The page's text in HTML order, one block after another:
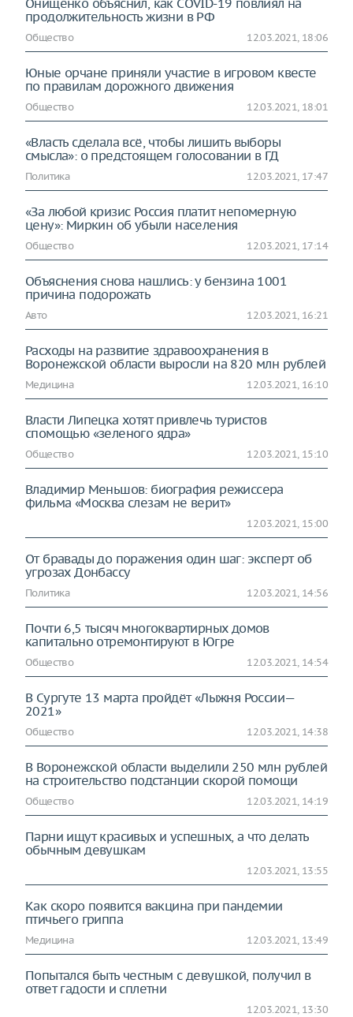
Онищенко объяснил, как COVID-19 повлиял на
продолжительность жизни в РФ
Общество 12.03.2021, 18:06
Юные орчане приняли участие в игровом квесте
по правилам дорожного движения
Общество 12.03.2021, 18:01
«Власть сделала всё, чтобы лишить выборы
смысла»: о предстоящем голосовании в ГД
Политика 12.03.2021, 17:47
«За любой кризис Россия платит непомерную
цену»: Миркин об убыли населения
Общество 12.03.2021, 17:14
Объяснения снова нашлись: у бензина 1001
причина подорожать
Авто 12.03.2021, 16:21
Расходы на развитие здравоохранения в
Воронежской области выросли на 820 млн рублей
Медицина 12.03.2021, 16:10
Власти Липецка хотят привлечь туристов
спомощью «зеленого ядра»
Общество 12.03.2021, 15:10
Владимир Меньшов: биография режиссера
фильма «Москва слезам не верит»
12.03.2021, 15:00
От бравады до поражения один шаг: эксперт об
угрозах Донбассу
Политика 12.03.2021, 14:56
Почти 6,5 тысяч многоквартирных домов
капитально отремонтируют в Югре
Общество 12.03.2021, 14:54
В Сургуте 13 марта пройдёт «Лыжня России—
2021»
Общество 12.03.2021, 14:38
В Воронежской области выделили 250 млн рублей
на строительство подстанции скорой помощи
Общество 12.03.2021, 14:19
Парни ищут красивых и успешных, а что делать
обычным девушкам
12.03.2021, 13:55
Как скоро появится вакцина при пандемии
птичьего гриппа
Медицина 12.03.2021, 13:49
Попытался быть честным с девушкой, получил в
ответ гадости и сплетни
12.03.2021, 13:30